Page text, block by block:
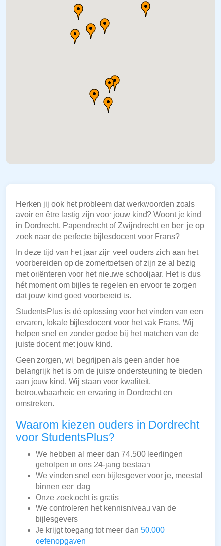
Herken jij ook het probleem dat werkwoorden zoals
avoir en être lastig zijn voor jouw kind? Woont je kind
in Dordrecht, Papendrecht of Zwijndrecht en ben je op
zoek naar de perfecte bijlesdocent voor Frans?
In deze tijd van het jaar zijn veel ouders zich aan het
voorbereiden op de zomertoetsen of zijn ze al bezig
met oriënteren voor het nieuwe schooljaar. Het is dus
hét moment om bijles te regelen en ervoor te zorgen
dat jouw kind goed voorbereid is.
StudentsPlus is dé oplossing voor het vinden van een
ervaren, lokale bijlesdocent voor het vak Frans. Wij
helpen snel en zonder gedoe bij het matchen van de
juiste docent met jouw kind.
Geen zorgen, wij begrijpen als geen ander hoe
belangrijk het is om de juiste ondersteuning te bieden
aan jouw kind. Wij staan voor kwaliteit,
betrouwbaarheid en ervaring in Dordrecht en
omstreken.
Waarom kiezen ouders in Dordrecht
voor StudentsPlus?
We hebben al meer dan 74.500 leerlingen
geholpen in ons 24-jarig bestaan
We vinden snel een bijlesgever voor je, meestal
binnen een dag
Onze zoektocht is gratis
We controleren het kennisniveau van de
bijlesgevers
Je krijgt toegang tot meer dan 50.000
oefenopgaven